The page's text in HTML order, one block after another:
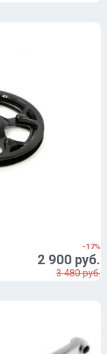
-17%
2 900 руб.
3 480 руб.